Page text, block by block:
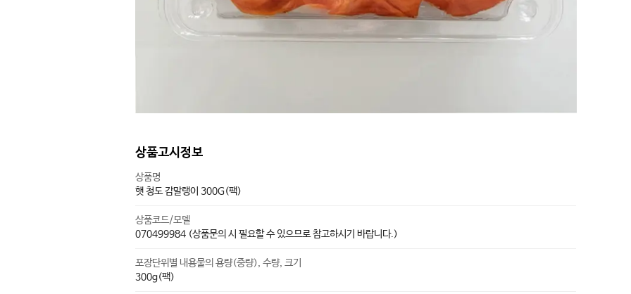
상품고시정보
상품명
햇 청도 감말랭이 300G(팩)
상품코드/모델
070499984 (상품문의 시 필요할 수 있으므로 참고하시기 바랍니다.)
포장단위별 내용물의 용량(중량), 수량, 크기
300g(팩)